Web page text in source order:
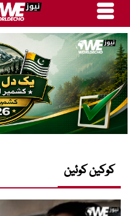
کوکین کوئین